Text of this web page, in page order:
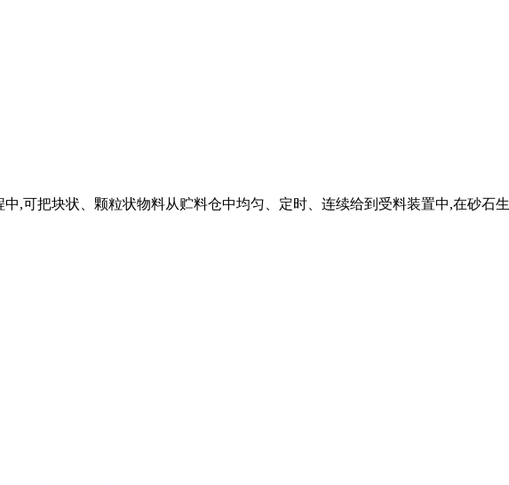
,可把块状、颗粒状物料从贮料仓中均匀、定时、连续给到受料装置中,在砂石